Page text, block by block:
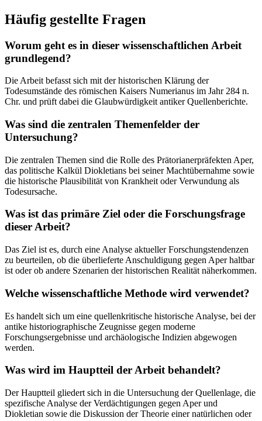
Häufig gestellte Fragen
Worum geht es in dieser wissenschaftlichen Arbeit
grundlegend?
Die Arbeit befasst sich mit der historischen Klärung der
Todesumstände des römischen Kaisers Numerianus im Jahr 284 n.
Chr. und prüft dabei die Glaubwürdigkeit antiker Quellenberichte.
Was sind die zentralen Themenfelder der
Untersuchung?
Die zentralen Themen sind die Rolle des Prätorianerpräfekten Aper,
das politische Kalkül Diokletians bei seiner Machtübernahme sowie
die historische Plausibilität von Krankheit oder Verwundung als
Todesursache.
Was ist das primäre Ziel oder die Forschungsfrage
dieser Arbeit?
Das Ziel ist es, durch eine Analyse aktueller Forschungstendenzen
zu beurteilen, ob die überlieferte Anschuldigung gegen Aper haltbar
ist oder ob andere Szenarien der historischen Realität näherkommen.
Welche wissenschaftliche Methode wird verwendet?
Es handelt sich um eine quellenkritische historische Analyse, bei der
antike historiographische Zeugnisse gegen moderne
Forschungsergebnisse und archäologische Indizien abgewogen
werden.
Was wird im Hauptteil der Arbeit behandelt?
Der Hauptteil gliedert sich in die Untersuchung der Quellenlage, die
spezifische Analyse der Verdächtigungen gegen Aper und
Diokletian sowie die Diskussion der Theorie einer natürlichen oder